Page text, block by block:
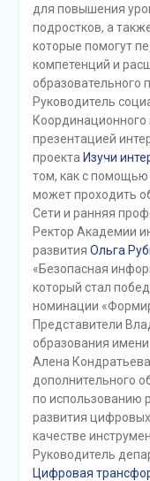
для повышения
подростков, а
которые помогут
компетенций и
образовательного
Руководитель
Координационного
презентацией
проекта Изучи
том, как с помощью
может проходить
Сети и ранняя
Ректор Академии
развития Ольга
«Безопасная
который стал
номинации
Представители
образования
Алена
дополнительного
по использованию
развития
качестве
Руководитель
Цифровая